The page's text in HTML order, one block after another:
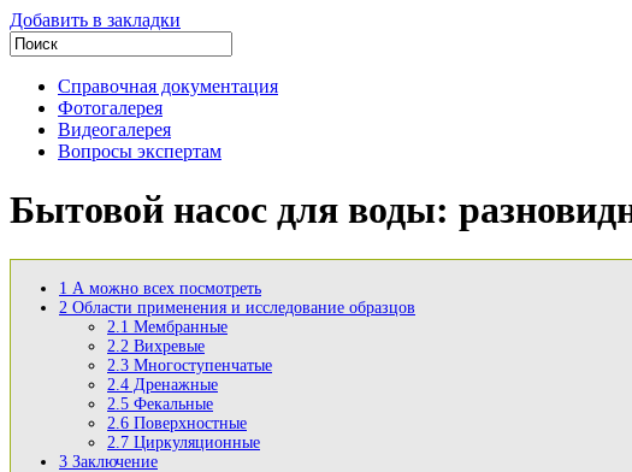
Добавить в закладки
Справочная документация
Фотогалерея
Видеогалерея
Вопросы экспертам
Бытовой насос для воды:
1 А можно всех посмотреть
2 Области применения и исследование образцов
2.1 Мембранные
2.2 Вихревые
2.3 Многоступенчатые
2.4 Дренажные
2.5 Фекальные
2.6 Поверхностные
2.7 Циркуляционные
3 Заключение